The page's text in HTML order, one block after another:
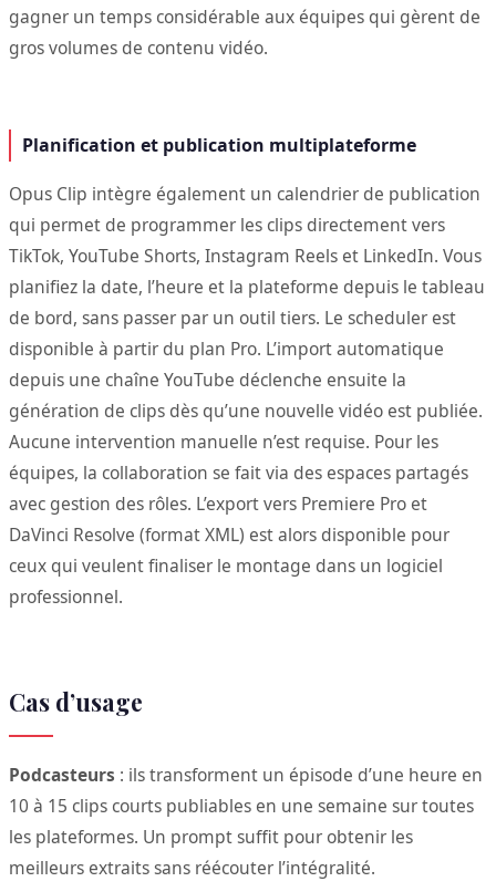
gagner un temps considérable aux équipes qui gèrent de
gros volumes de contenu vidéo.
Planification et publication multiplateforme
Opus Clip intègre également un calendrier de publication
qui permet de programmer les clips directement vers
TikTok, YouTube Shorts, Instagram Reels et LinkedIn. Vous
planifiez la date, l’heure et la plateforme depuis le tableau
de bord, sans passer par un outil tiers. Le scheduler est
disponible à partir du plan Pro. L’import automatique
depuis une chaîne YouTube déclenche ensuite la
génération de clips dès qu’une nouvelle vidéo est publiée.
Aucune intervention manuelle n’est requise. Pour les
équipes, la collaboration se fait via des espaces partagés
avec gestion des rôles. L’export vers Premiere Pro et
DaVinci Resolve (format XML) est alors disponible pour
ceux qui veulent finaliser le montage dans un logiciel
professionnel.
Cas d’usage
Podcasteurs : ils transforment un épisode d’une heure en
10 à 15 clips courts publiables en une semaine sur toutes
les plateformes. Un prompt suffit pour obtenir les
meilleurs extraits sans réécouter l’intégralité.